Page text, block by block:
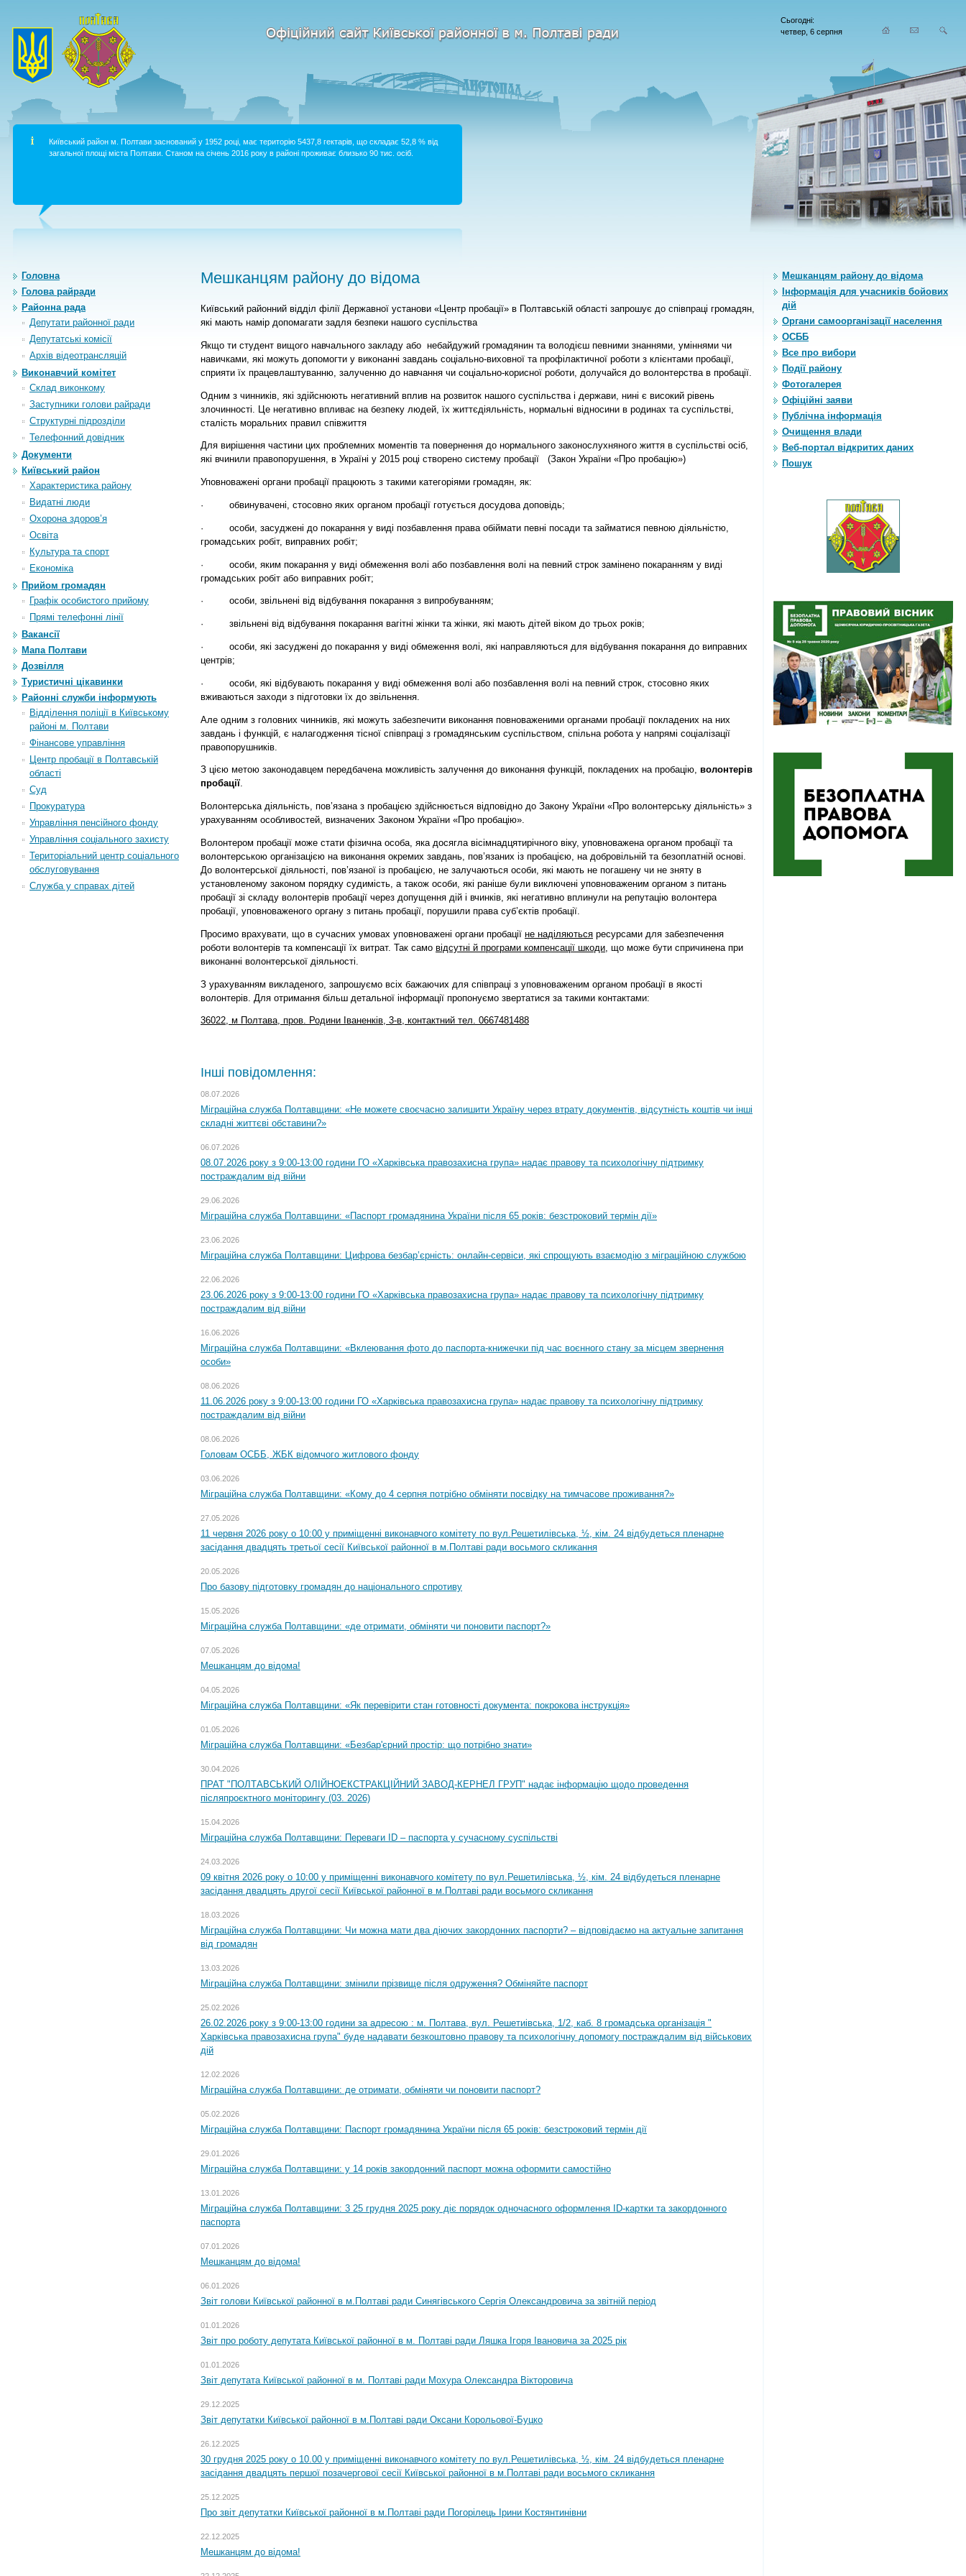
Київський район м. Полтави заснований у 1952 році, має територію 5437,8 гектарів, що складає 52,8 % від
загальної площі міста Полтави. Станом на січень 2016 року в районі проживає близько 90 тис. осіб.
Сьогодні:
четвер, 6 серпня
Головна
Голова райради
Районна рада
Депутати районної ради
Депутатські комісії
Архiв вiдеотрансляцiй
Виконавчий комітет
Склад виконкому
Заступники голови райради
Структурні підрозділи
Телефонний довідник
Документи
Київський район
Характеристика району
Видатні люди
Охорона здоров’я
Освіта
Культура та спорт
Економіка
Прийом громадян
Графік особистого прийому
Прямі телефонні лінії
Вакансії
Мапа Полтави
Дозвілля
Туристичні цікавинки
Районні служби інформують
Відділення поліції в Київському
районі м. Полтави
Фінансове управління
Центр пробації в Полтавській
області
Суд
Прокуратура
Управління пенсійного фонду
Управління соціального захисту
Територіальний центр соціального
обслуговування
Служба у справах дітей
Мешканцям району до відома
Київський районний відділ філії Державної установи «Центр пробації» в Полтавській області запрошує до співпраці громадян,
які мають намір допомагати задля безпеки нашого суспільства
Якщо ти студент вищого навчального закладу або небайдужий громадянин та володієш певними знаннями, уміннями чи
навичками, які можуть допомогти у виконанні завдань соціально-виховної та профілактичної роботи з клієнтами пробації,
сприяти їх працевлаштуванню, залученню до навчання чи соціально-корисної роботи, долучайся до волонтерства в пробації.
Одним з чинників, які здійснюють негативний вплив на розвиток нашого суспільства і держави, нині є високий рівень
злочинності. Це негативно впливає на безпеку людей, їх життєдіяльність, нормальні відносини в родинах та суспільстві,
сталість моральних правил співжиття
Для вирішення частини цих проблемних моментів та повернення до нормального законослухняного життя в суспільстві осіб,
які вчинили правопорушення, в Україні у 2015 році створено систему пробації
(Закон України «Про пробацію»)
Уповноважені органи пробації працюють з такими категоріями громадян, як:
· обвинувачені, стосовно яких органом пробації готується досудова доповідь;
· особи, засуджені до покарання у виді позбавлення права обіймати певні посади та займатися певною діяльністю,
громадських робіт, виправних робіт;
· особи, яким покарання у виді обмеження волі або позбавлення волі на певний строк замінено покаранням у виді
громадських робіт або виправних робіт;
· особи, звільнені від відбування покарання з випробуванням;
· звільнені від відбування покарання вагітні жінки та жінки, які мають дітей віком до трьох років;
· особи, які засуджені до покарання у виді обмеження волі, які направляються для відбування покарання до виправних
центрів;
· особи, які відбувають покарання у виді обмеження волі або позбавлення волі на певний строк, стосовно яких
вживаються заходи з підготовки їх до звільнення.
Але одним з головних чинників, які можуть забезпечити виконання повноваженими органами пробації покладених на них
завдань і функцій, є налагодження тісної співпраці з громадянським суспільством, спільна робота у напрямі соціалізації
правопорушників.
З цією метою законодавцем передбачена можливість залучення до виконання функцій, покладених на пробацію, волонтерів
пробації.
Волонтерська діяльність, пов’язана з пробацією здійснюється відповідно до Закону України «Про волонтерську діяльність» з
урахуванням особливостей, визначених Законом України «Про пробацію».
Волонтером пробації може стати фізична особа, яка досягла вісімнадцятирічного віку, уповноважена органом пробації та
волонтерською організацією на виконання окремих завдань, пов’язаних із пробацією, на добровільній та безоплатній основі.
До волонтерської діяльності, пов’язаної із пробацією, не залучаються особи, які мають не погашену чи не зняту в
установленому законом порядку судимість, а також особи, які раніше були виключені уповноваженим органом з питань
пробації зі складу волонтерів пробації через допущення дій і вчинків, які негативно вплинули на репутацію волонтера
пробації, уповноваженого органу з питань пробації, порушили права суб’єктів пробації.
Просимо врахувати, що в сучасних умовах уповноважені органи пробації не наділяються ресурсами для забезпечення
роботи волонтерів та компенсації їх витрат. Так само відсутні й програми компенсації шкоди , що може бути спричинена при
виконанні волонтерської діяльності.
З урахуванням викладеного, запрошуємо всіх бажаючих для співпраці з уповноваженим органом пробації в якості
волонтерів. Для отримання більш детальної інформації пропонуємо звертатися за такими контактами:
36022, м Полтава, пров. Родини Іваненків, 3-в, контактний тел. 0667481488
Інші повідомлення:
08.07.2026
Міграційна служба Полтавщини: «Не можете своєчасно залишити Україну через втрату документів, відсутність коштів чи інші
складні життєві обставини?»
06.07.2026
08.07.2026 року з 9:00-13:00 години ГО «Харківська правозахисна група» надає правову та психологічну підтримку
постраждалим від війни
29.06.2026
Міграційна служба Полтавщини: «Паспорт громадянина України після 65 років: безстроковий термін дії»
23.06.2026
Міграційна служба Полтавщини: Цифрова безбар’єрність: онлайн-сервіси, які спрощують взаємодію з міграційною службою
22.06.2026
23.06.2026 року з 9:00-13:00 години ГО «Харківська правозахисна група» надає правову та психологічну підтримку
постраждалим від війни
16.06.2026
Міграційна служба Полтавщини: «Вклеювання фото до паспорта-книжечки під час воєнного стану за місцем звернення
особи»
08.06.2026
11.06.2026 року з 9:00-13:00 години ГО «Харківська правозахисна група» надає правову та психологічну підтримку
постраждалим від війни
08.06.2026
Головам ОСББ, ЖБК відомчого житлового фонду
03.06.2026
Міграційна служба Полтавщини: «Кому до 4 серпня потрібно обміняти посвідку на тимчасове проживання?»
27.05.2026
11 червня 2026 року о 10:00 у приміщенні виконавчого комітету по вул.Решетилівська, ½, кім. 24 відбудеться пленарне
засідання двадцять третьої сесії Київської районної в м.Полтаві ради восьмого скликання
20.05.2026
Про базову підготовку громадян до національного спротиву
15.05.2026
Міграційна служба Полтавщини: «де отримати, обміняти чи поновити паспорт?»
07.05.2026
Мешканцям до відома!
04.05.2026
Міграційна служба Полтавщини: «Як перевірити стан готовності документа: покрокова інструкція»
01.05.2026
Міграційна служба Полтавщини: «Безбар'єрний простір: що потрібно знати»
30.04.2026
ПРАТ "ПОЛТАВСЬКИЙ ОЛІЙНОЕКСТРАКЦІЙНИЙ ЗАВОД-КЕРНЕЛ ГРУП" надає інформацію щодо проведення
післяпроєктного моніторингу (03. 2026)
15.04.2026
Міграційна служба Полтавщини: Переваги ID – паспорта у сучасному суспільстві
24.03.2026
09 квітня 2026 року о 10:00 у приміщенні виконавчого комітету по вул.Решетилівська, ½, кім. 24 відбудеться пленарне
засідання двадцять другої сесії Київської районної в м.Полтаві ради восьмого скликання
18.03.2026
Міграційна служба Полтавщини: Чи можна мати два діючих закордонних паспорти? – відповідаємо на актуальне запитання
від громадян
13.03.2026
Міграційна служба Полтавщини: змінили прізвище після одруження? Обміняйте паспорт
25.02.2026
26.02.2026 року з 9:00-13:00 години за адресою : м. Полтава, вул. Решетиівська, 1/2, каб. 8 громадська організація "
Харківська правозахисна група" буде надавати безкоштовно правову та психологічну допомогу постраждалим від військових
дій
12.02.2026
Міграційна служба Полтавщини: де отримати, обміняти чи поновити паспорт?
05.02.2026
Міграційна служба Полтавщини: Паспорт громадянина України після 65 років: безстроковий термін дії
29.01.2026
Міграційна служба Полтавщини: у 14 років закордонний паспорт можна оформити самостійно
13.01.2026
Міграційна служба Полтавщини: 3 25 грудня 2025 року діє порядок одночасного оформлення ID-картки та закордонного
паспорта
07.01.2026
Мешканцям до відома!
06.01.2026
Звіт голови Київської районної в м.Полтаві ради Синягівського Сергія Олександровича за звітній період
01.01.2026
Звіт про роботу депутата Київської районної в м. Полтаві ради Ляшка Ігоря Івановича за 2025 рік
01.01.2026
Звіт депутата Київської районної в м. Полтаві ради Мохура Олександра Вікторовича
29.12.2025
Звіт депутатки Київської районної в м.Полтаві ради Оксани Корольової-Буцко
26.12.2025
30 грудня 2025 року о 10.00 у приміщенні виконавчого комітету по вул.Решетилівська, ½, кім. 24 відбудеться пленарне
засідання двадцять першої позачергової сесії Київської районної в м.Полтаві ради восьмого скликання
25.12.2025
Про звіт депутатки Київської районної в м.Полтаві ради Погорілець Ірини Костянтинівни
22.12.2025
Мешканцям до відома!
Мешканцям району до відома
Інформація для учасників бойових
дій
Органи самоорганiзацiї населення
ОСББ
Все про вибори
Події району
Фотогалерея
Офіційні заяви
Публічна інформація
Очищення влади
Веб-портал відкритих даних
Пошук